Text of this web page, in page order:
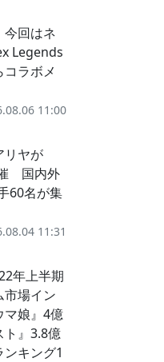
今回はネ
Legends
ラボメ
11:00
リヤが
催 国内外
60名が集
11:31
年上半期
市場イン
娘』4億
ト』3.8億
キング1